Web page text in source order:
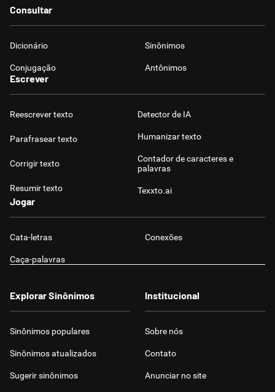
Consultar
Dicionário Sinônimos
Conjugação Antônimos
Escrever
Reescrever texto
Parafrasear texto
Corrigir texto
Resumir texto
Detector de IA
Humanizar texto
Contador de caracteres e
palavras
Texxto.ai
Jogar
Cata-letras Conexões
Caça-palavras
Explorar Sinônimos
Sinônimos populares
Sinônimos atualizados
Sugerir sinônimos
Institucional
Sobre nós
Contato
Anunciar no site